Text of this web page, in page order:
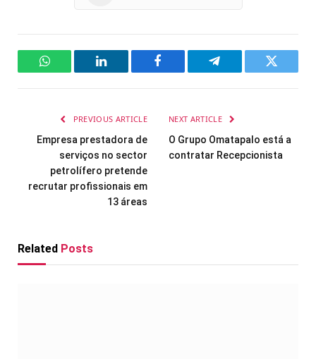
WhatsAppLinkedIn Facebook Telegram Twitter
PREVIOUS ARTICLE
Empresa prestadora de
serviços no sector
petrolífero pretende
recrutar profissionais em
13 áreas
NEXT ARTICLE
O Grupo Omatapalo está a
contratar Recepcionista
Related Posts